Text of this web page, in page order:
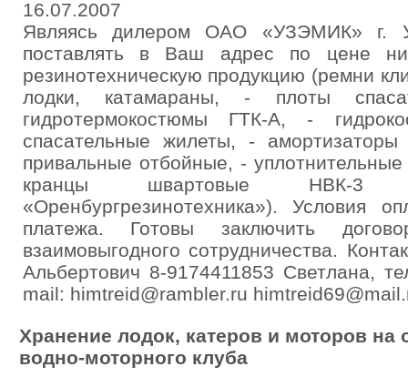
16.07.2007
Являясь дилером ОАО «УЗЭМИК» г.
поставлять в Ваш адрес по цене
резинотехническую продукцию (ремни
лодки, катамараны, - плоты
гидротермокостюмы ГТК-А, -
спасательные жилеты, -
привальные отбойные, -
кранцы швартовые НВК-3
«Оренбургрезинотехника»). Условия
платежа. Готовы заключить
взаимовыгодного сотрудничества.
Альбертович 8-9174411853 Светлана,
mail: himtreid@rambler.ru
Хранение лодок, катеров и моторов на
водно-моторного клуба